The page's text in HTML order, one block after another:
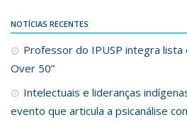
NOTÍCIAS RECENTES
Professor do IPUSP integra lista
Over 50”
Intelectuais e lideranças
evento que articula a psicanálise